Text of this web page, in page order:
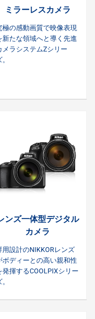
ミラーレスカメラ
極の感動画質で映像表現
新たな領域へと導く先進
メラシステムZシリー
ンズ一体型デジタル
カメラ
用設計のNIKKORレンズ
ボディーとの高い親和性
発揮するCOOLPIXシリー